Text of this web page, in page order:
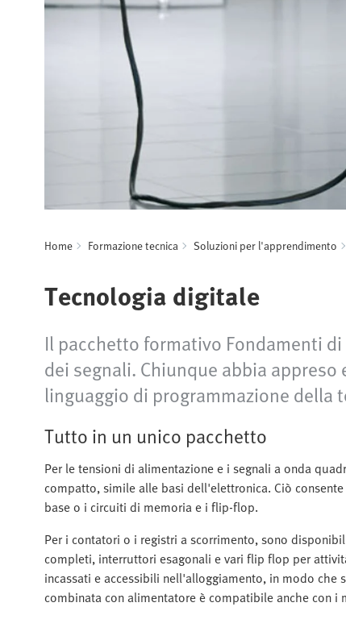
Home Formazione tecnica Soluzioni per l'apprendimento
Tecnologia digitale
Il pacchetto formativo Fondamenti
dei segnali. Chiunque abbia
linguaggio di programmazione della
Tutto in un unico pacchetto
Per le tensioni di alimentazione e i segnali a onda
compatto, simile alle basi dell'elettronica. Ciò
base o i circuiti di memoria e i flip-flop.
Per i contatori o i registri a scorrimento, sono
completi, interruttori esagonali e vari flip flop per
incassati e accessibili nell'alloggiamento, in modo
combinata con alimentatore è compatibile anche con